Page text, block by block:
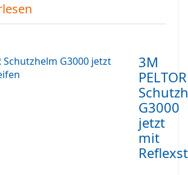
3M
PELTOR
G3000
jetzt
mit